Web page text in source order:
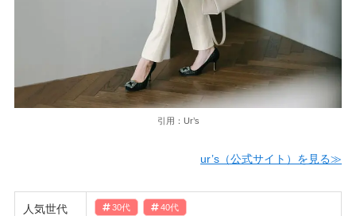
引用：Ur’s
ur’s（公式サイト）を見る≫
人気世代 30代 40代